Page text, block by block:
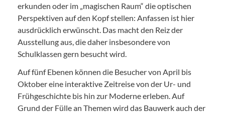
erkunden oder im „magischen Raum“ die optischen
Perspektiven auf den Kopf stellen: Anfassen ist hier
ausdrücklich erwünscht. Das macht den Reiz der
Ausstellung aus, die daher insbesondere von
Schulklassen gern besucht wird.
Auf fünf Ebenen können die Besucher von April bis
Oktober eine interaktive Zeitreise von der Ur- und
Frühgeschichte bis hin zur Moderne erleben. Auf
Grund der Fülle an Themen wird das Bauwerk auch der